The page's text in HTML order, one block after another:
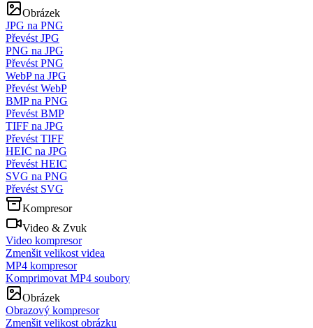
Obrázek
JPG na PNG
Převést JPG
PNG na JPG
Převést PNG
WebP na JPG
Převést WebP
BMP na PNG
Převést BMP
TIFF na JPG
Převést TIFF
HEIC na JPG
Převést HEIC
SVG na PNG
Převést SVG
Kompresor
Video & Zvuk
Video kompresor
Zmenšit velikost videa
MP4 kompresor
Komprimovat MP4 soubory
Obrázek
Obrazový kompresor
Zmenšit velikost obrázku